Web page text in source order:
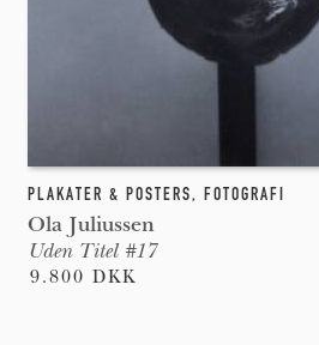
PLAKATER & POSTERS,FOTOGRAFI
Ola Juliussen
Uden Titel #17
9.800 DKK